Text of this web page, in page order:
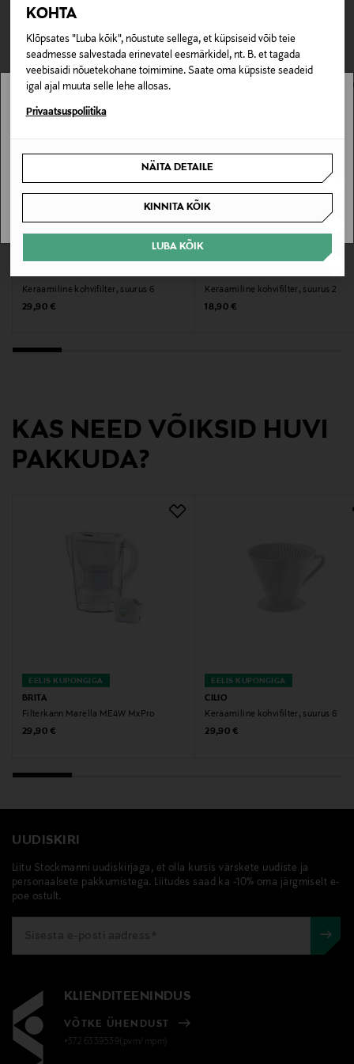
KOHTA
Klõpsates "Luba kõik", nõustute sellega, et küpsiseid võib teie
seadmesse salvestada erinevatel eesmärkidel, nt. B. et tagada
veebisaidi nõuetekohane toimimine. Saate oma küpsiste seadeid
igal ajal muuta selle lehe allosas.
Privaatsuspoliitika
NÄITA DETAILE
KINNITA KÕIK
LUBA KÕIK
sisaldab ühte keraamilist filtrit.
LOE LISAKS
Tootenumber
178227650
Materjal
Hooldusjuhendid
Nõudepesumasinas pestav
Suurus
Valmistaja tootenumber
104943
Decanter Oy
Märksõnad
cilio, kohvifilter, filtrilehter, keraamiline filter,
0,00 € – 4,90 €
TEISED KLIENDID
VAATASID KA
Keraamiline kohvifilter, suurus 6
Original Price
29,90 €
Keraamiline kohvifilter, suurus 2
Original Price
18,90 €
KAS NEED VÕIKSID HUVI
PAKKUDA?
EELIS KUPONGIGA
BRITA
Filterkann Marella ME4W MxPro
Original Price
29,90 €
EELIS KUPONGIGA
CILIO
Keraamiline kohvifilter, suurus 6
Original Price
29,90 €
UUDISKIRI
Liitu Stockmanni uudiskirjaga, et olla kursis värskete uudiste ja
personaalsete pakkumistega. Liitudes saad ka -10% oma järgmiselt e-
poe ostult.
KLIENDITEENINDUS
VÕTKE ÜHENDUST
+372 6339539(pvm/mpm)
Stockmann pole Sinu riigis saadaval.
SAAN ARU